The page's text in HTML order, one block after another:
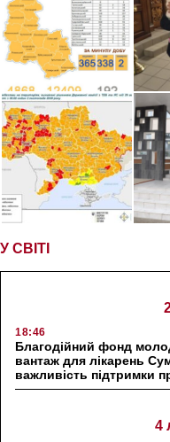
У СВІТІ
18:46
Благодійний фонд
вантаж для лікарень
важливість підтримки
4